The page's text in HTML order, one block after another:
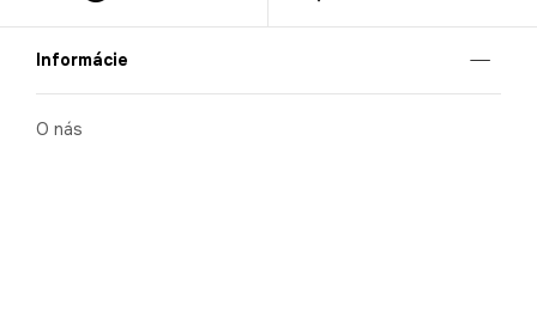
Informácie
O nás